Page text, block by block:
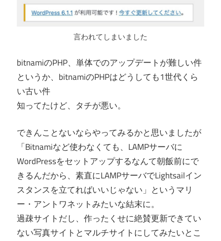
言われてしまいました
bitnamiのPHP、単体でのアップデートが難しい件
というか、bitnamiのPHPはどうしても1世代くら
い古い件
知ってたけど、タチが悪い。
できんことないならやってみるかと思いましたが
「Bitnamiなど使わなくても、LAMPサーバに
WordPressをセットアップするなんて朝飯前にで
きるんだから、素直にLAMPサーバでLightsailイン
スタンスを立てればいいじゃない」というマリ
ー・アントワネットみたいな結末に。
過疎サイトだし、作ったくせに絶賛更新できてい
ない写真サイトとマルチサイトにしてみたいとこ